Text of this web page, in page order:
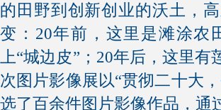
的田野到创新创业的沃土，
变：20年前，这里是滩涂农
上“城边皮”；20年后，这里
次图片影像展以“贯彻二十大
选了百余件图片影像作品，通